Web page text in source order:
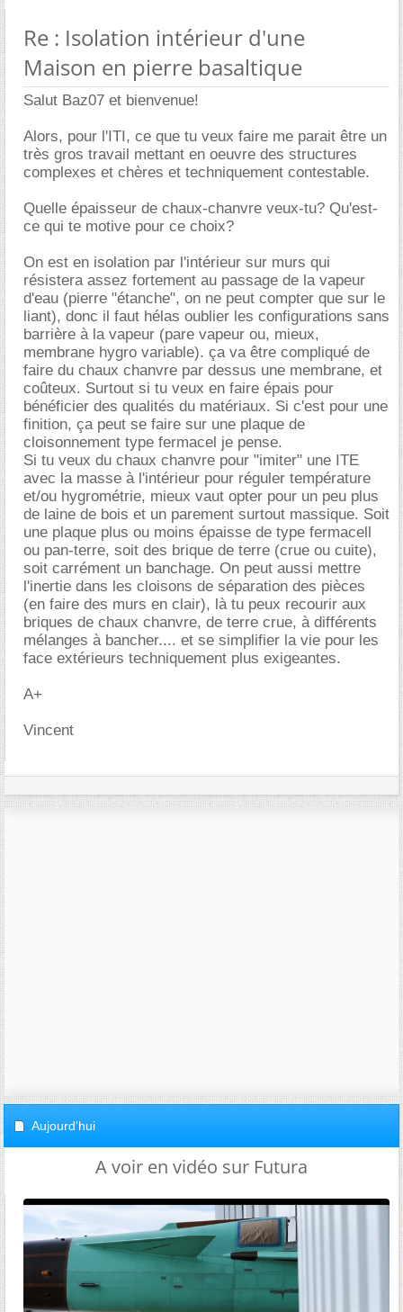
Re : Isolation intérieur d'une
Maison en pierre basaltique
Salut Baz07 et bienvenue!
Alors, pour l'ITI, ce que tu veux faire me parait être un
très gros travail mettant en oeuvre des structures
complexes et chères et techniquement contestable.
Quelle épaisseur de chaux-chanvre veux-tu? Qu'est-
ce qui te motive pour ce choix?
On est en isolation par l'intérieur sur murs qui
résistera assez fortement au passage de la vapeur
d'eau (pierre "étanche", on ne peut compter que sur le
liant), donc il faut hélas oublier les configurations sans
barrière à la vapeur (pare vapeur ou, mieux,
membrane hygro variable). ça va être compliqué de
faire du chaux chanvre par dessus une membrane, et
coûteux. Surtout si tu veux en faire épais pour
bénéficier des qualités du matériaux. Si c'est pour une
finition, ça peut se faire sur une plaque de
cloisonnement type fermacel je pense.
Si tu veux du chaux chanvre pour "imiter" une ITE
avec la masse à l'intérieur pour réguler température
et/ou hygrométrie, mieux vaut opter pour un peu plus
de laine de bois et un parement surtout massique. Soit
une plaque plus ou moins épaisse de type fermacell
ou pan-terre, soit des brique de terre (crue ou cuite),
soit carrément un banchage. On peut aussi mettre
l'inertie dans les cloisons de séparation des pièces
(en faire des murs en clair), là tu peux recourir aux
briques de chaux chanvre, de terre crue, à différents
mélanges à bancher.... et se simplifier la vie pour les
face extérieurs techniquement plus exigeantes.
A+
Vincent
Aujourd'hui
A voir en vidéo sur Futura